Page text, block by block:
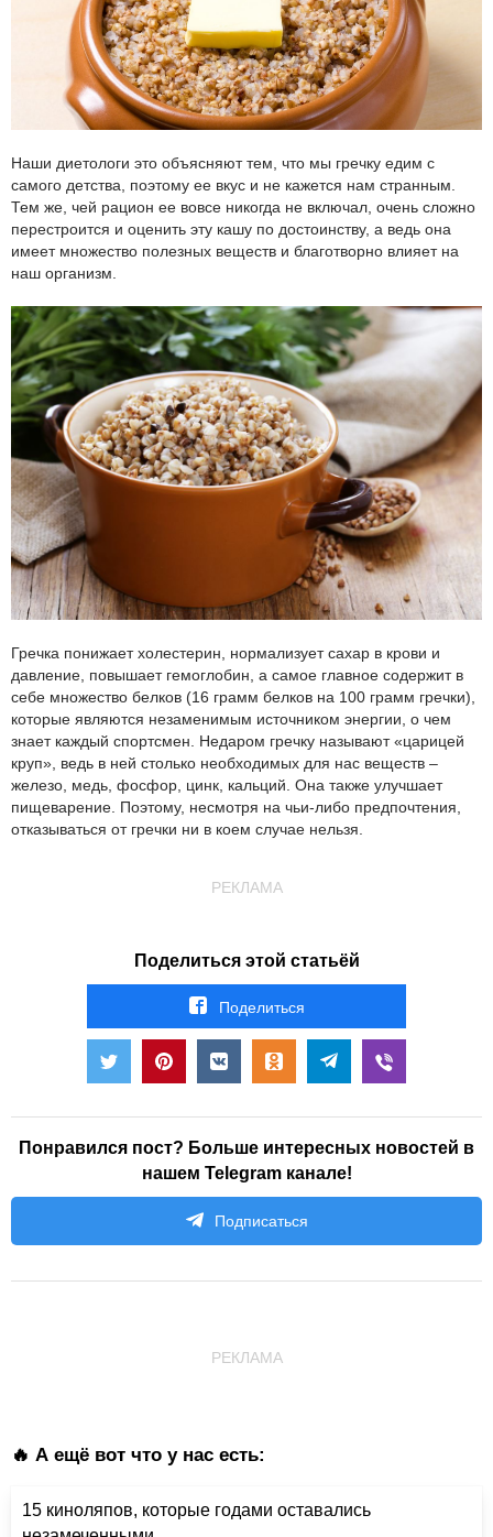
Наши диетологи это объясняют тем, что мы гречку едим с
самого детства, поэтому ее вкус и не кажется нам странным.
Тем же, чей рацион ее вовсе никогда не включал, очень сложно
перестроится и оценить эту кашу по достоинству, а ведь она
имеет множество полезных веществ и благотворно влияет на
наш организм.
Гречка понижает холестерин, нормализует сахар в крови и
давление, повышает гемоглобин, а самое главное содержит в
себе множество белков (16 грамм белков на 100 грамм гречки),
которые являются незаменимым источником энергии, о чем
знает каждый спортсмен. Недаром гречку называют «царицей
круп», ведь в ней столько необходимых для нас веществ –
железо, медь, фосфор, цинк, кальций. Она также улучшает
пищеварение. Поэтому, несмотря на чьи-либо предпочтения,
отказываться от гречки ни в коем случае нельзя.
РЕКЛАМА
Поделиться этой статьёй
Поделиться
Понравился пост? Больше интересных новостей в
нашем Telegram канале!
Подписаться
РЕКЛАМА
🔥 А ещё вот что у нас есть:
15 киноляпов, которые годами оставались